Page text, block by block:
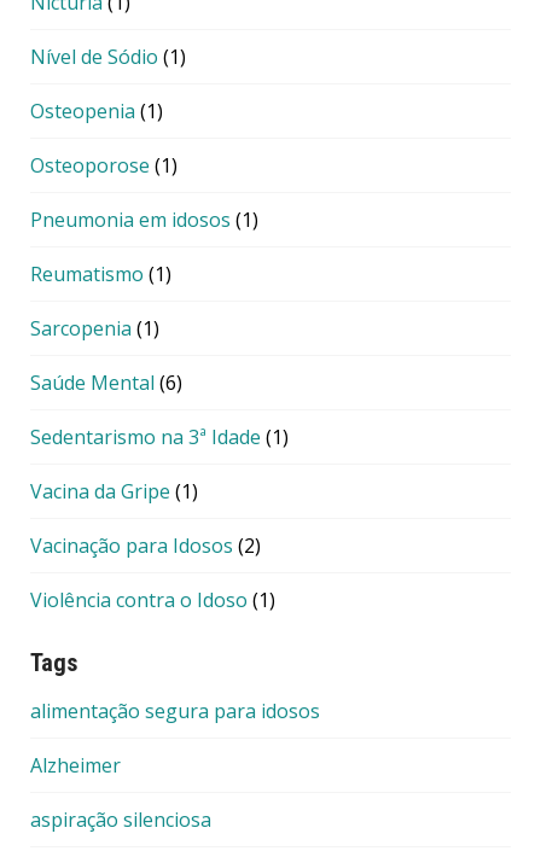
Nível de Sódio (1)
Osteopenia (1)
Osteoporose (1)
Pneumonia em idosos (1)
Reumatismo (1)
Sarcopenia (1)
Saúde Mental (6)
Sedentarismo na 3ª Idade (1)
Vacina da Gripe (1)
Vacinação para Idosos (2)
Violência contra o Idoso (1)
Tags
alimentação segura para idosos
Alzheimer
aspiração silenciosa